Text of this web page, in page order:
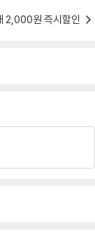
2,000원 즉시할인